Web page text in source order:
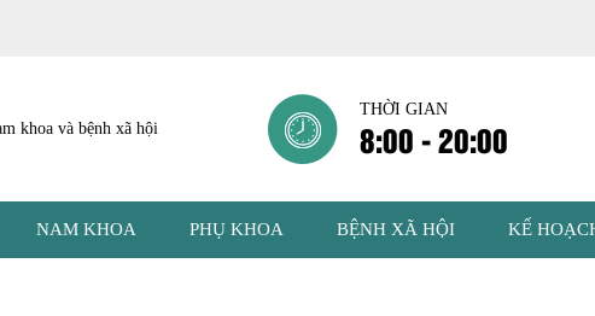
THỜI GIAN
8:00 - 20:00
NAM KHOA PHỤ KHOA BỆNH XÃ HỘI KẾ